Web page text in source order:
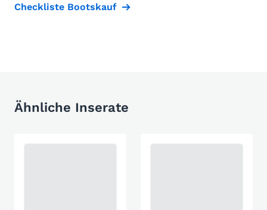
Checkliste Bootskauf
Ähnliche Inserate